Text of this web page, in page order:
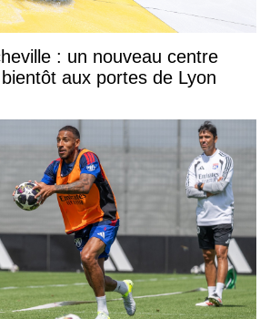
: un nouveau centre
aux portes de Lyon